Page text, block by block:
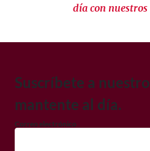
día con
Suscríbete a
mantente al día.
Correo electrónico